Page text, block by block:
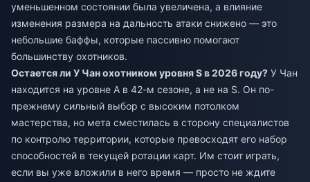
уменьшенном состоянии была увеличена, а влияние
изменения размера на дальность атаки снижено — это
небольшие баффы, которые пассивно помогают
большинству охотников.
Остается ли У Чан охотником уровня S в 2026 году? У Чан
находится на уровне A в 42-м сезоне, а не на S. Он по-
прежнему сильный выбор с высоким потолком
мастерства, но мета сместилась в сторону специалистов
по контролю территории, которые превосходят его набор
способностей в текущей ротации карт. Им стоит играть,
если вы уже вложили в него время — просто не ждите